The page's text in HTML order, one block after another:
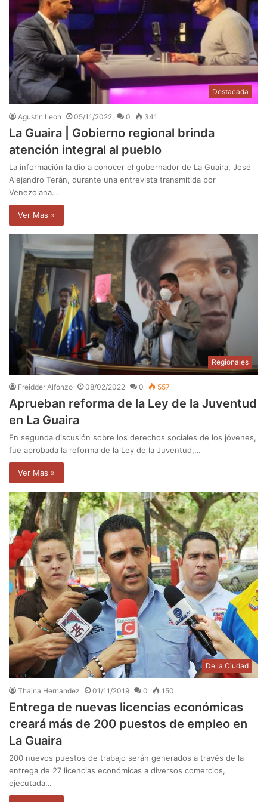
Destacada
Agustin Leon 05/11/2022 0 341
La Guaira | Gobierno regional brinda
atención integral al pueblo
La información la dio a conocer el gobernador de La Guaira, José
Alejandro Terán, durante una entrevista transmitida por
Venezolana…
Ver Mas »
Regionales
Freidder Alfonzo 08/02/2022 0 557
Aprueban reforma de la Ley de la Juventud
en La Guaira
En segunda discusión sobre los derechos sociales de los jóvenes,
fue aprobada la reforma de la Ley de la Juventud,…
Ver Mas »
De la Ciudad
Thaina Hernandez 01/11/2019 0 150
Entrega de nuevas licencias económicas
creará más de 200 puestos de empleo en
La Guaira
200 nuevos puestos de trabajo serán generados a través de la
entrega de 27 licencias económicas a diversos comercios,
ejecutada…